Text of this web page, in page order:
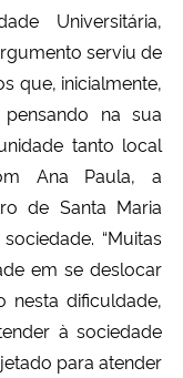
Universitária,
serviu de
que, inicialmente,
na sua
tanto local
Ana Paula, a
de Santa Maria
“Muitas
em se deslocar
nesta dificuldade,
à sociedade
para atender